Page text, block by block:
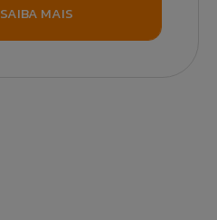
SAIBA MAIS